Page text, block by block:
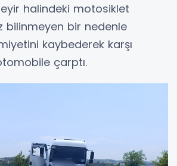
halindeki motosiklet
bilinmeyen bir nedenle
kaybederek karşı
çarptı.